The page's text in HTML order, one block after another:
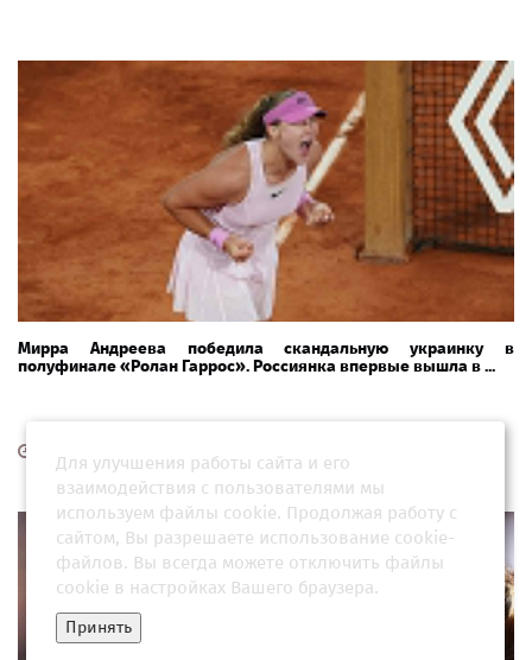
Мирра Андреева победила скандальную украинку в
полуфинале «Ролан Гаррос». Россиянка впервые вышла в ...
Для улучшения работы сайта и его
взаимодействия с пользователями мы
используем файлы cookie. Продолжая работу с
сайтом, Вы разрешаете использование cookie-
файлов. Вы всегда можете отключить файлы
cookie в настройках Вашего браузера.
Принять